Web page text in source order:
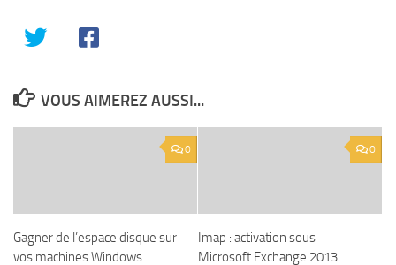
VOUS AIMEREZ AUSSI...
0
Gagner de l’espace disque sur
vos machines Windows
0
Imap : activation sous
Microsoft Exchange 2013